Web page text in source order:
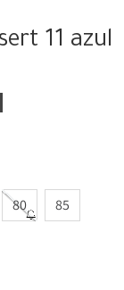
11 azul
80 85